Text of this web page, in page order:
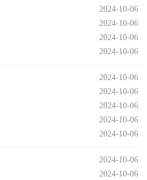
2024-10-06
2024-10-06
2024-10-06
2024-10-06
2024-10-06
2024-10-06
2024-10-06
2024-10-06
2024-10-06
2024-10-06
2024-10-06